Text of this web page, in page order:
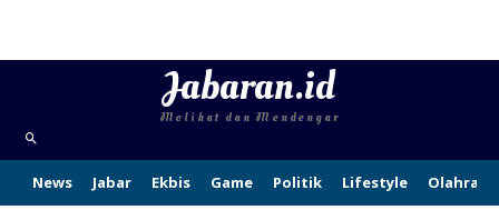
Jabaran.id
Melihat dan Mendengar
News Jabar Ekbis Game Politik Lifestyle Olahraga